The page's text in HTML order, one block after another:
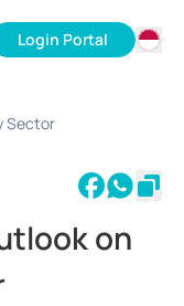
Login Portal
Sector
on